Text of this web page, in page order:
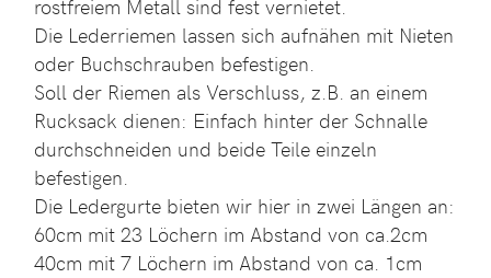
rostfreiem Metall sind fest vernietet.
Die Lederriemen lassen sich aufnähen mit Nieten
oder Buchschrauben befestigen.
Soll der Riemen als Verschluss, z.B. an einem
Rucksack dienen: Einfach hinter der Schnalle
durchschneiden und beide Teile einzeln
befestigen.
Die Ledergurte bieten wir hier in zwei Längen an:
60cm mit 23 Löchern im Abstand von ca.2cm
40cm mit 7 Löchern im Abstand von ca. 1cm